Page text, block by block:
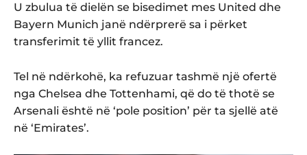
U zbulua të dielën se bisedimet mes United dhe
Bayern Munich janë ndërprerë sa i përket
transferimit të yllit francez.
Tel në ndërkohë, ka refuzuar tashmë një ofertë
nga Chelsea dhe Tottenhami, që do të thotë se
Arsenali është në ‘pole position’ për ta sjellë atë
në ‘Emirates’.